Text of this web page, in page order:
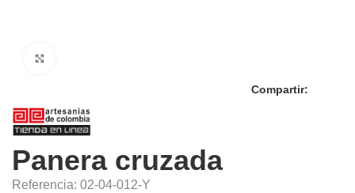
Panera cruzada
Referencia: 02-04-012-Y
Compartir: